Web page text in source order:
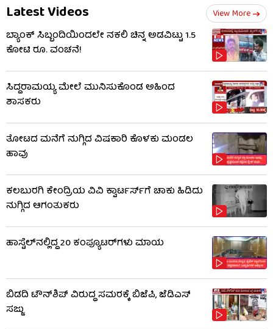
Latest Videos View More
ಬ್ಯಾಂಕ್ ಸಿಬ್ಬಂದಿಯಿಂದಲೇ ನಕಲಿ ಚಿನ್ನ ಅಡವಿಟ್ಟು 1.5
ಕೋಟಿ ರೂ. ವಂಚನೆ!
ಸಿದ್ದರಾಮಯ್ಯ ಮೇಲೆ ಮುನಿಸುಕೊಂಡ ಅಹಿಂದ
ಶಾಸಕರು
ತೋಟದ ಮನೆಗೆ ನುಗ್ಗಿದ ವಿಷಕಾರಿ ಕೊಳಕು ಮಂಡಲ
ಹಾವು
ಕಲಬುರಗಿ ಕೇಂದ್ರಿಯ ವಿವಿ ಕ್ವಾರ್ಟರ್ಸ್‌ಗೆ ಚಾಕು ಹಿಡಿದು
ನುಗ್ಗಿದ ಆಗಂತುಕರು
ಹಾಸ್ಟೆಲ್‌ನಲ್ಲಿದ್ದ 20 ಕಂಪ್ಯೂಟರ್‌ಗಳು ಮಾಯ
ಬಿಡದಿ ಟೌನ್‌ಶಿಪ್ ವಿರುದ್ಧ ಸಮರಕ್ಕೆ ಬಿಜೆಪಿ, ಜೆಡಿಎಸ್
ಸಜ್ಜು